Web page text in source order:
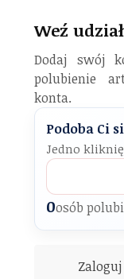
Weź
Dodaj swój
polubienie
konta.
Podoba Ci
Jedno
0osób